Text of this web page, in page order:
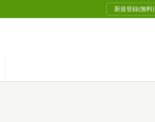
新規登録(無料)